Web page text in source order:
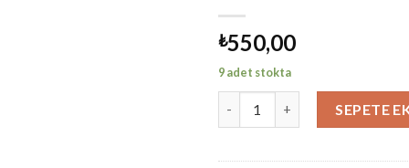
₺550,00
9 adet stokta
SEPETE